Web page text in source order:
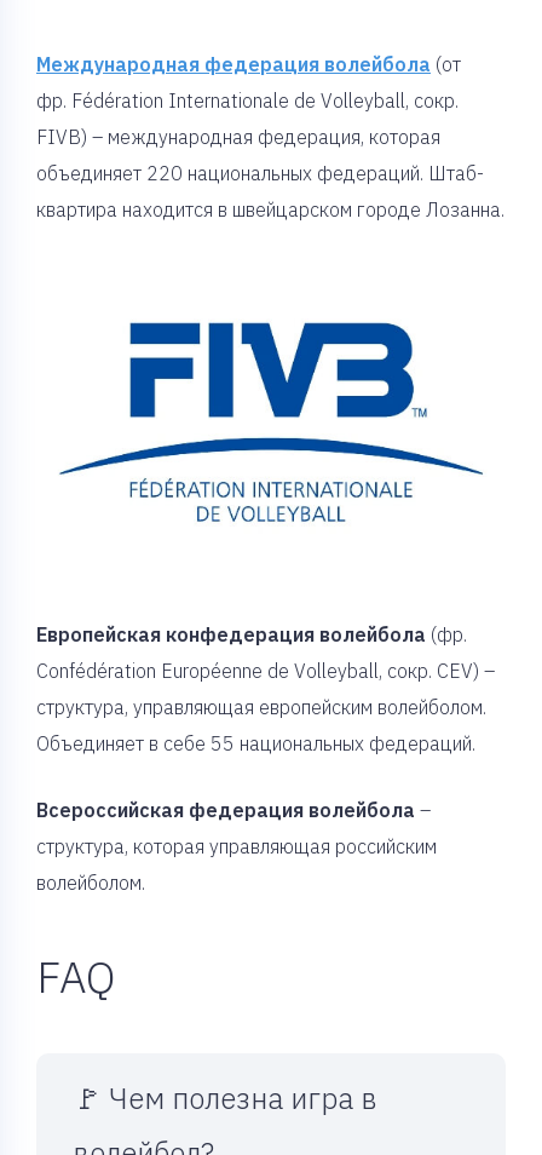
Международная федерация волейбола (от
фр. Fédération Internationale de Volleyball, сокр.
FIVB) – международная федерация, которая
объединяет 220 национальных федераций. Штаб-
квартира находится в швейцарском городе Лозанна.
Европейская конфедерация волейбола (фр.
Confédération Européenne de Volleyball, сокр. CEV) –
структура, управляющая европейским волейболом.
Объединяет в себе 55 национальных федераций.
Всероссийская федерация волейбола –
структура, которая управляющая российским
волейболом.
FAQ
🚩 Чем полезна игра в